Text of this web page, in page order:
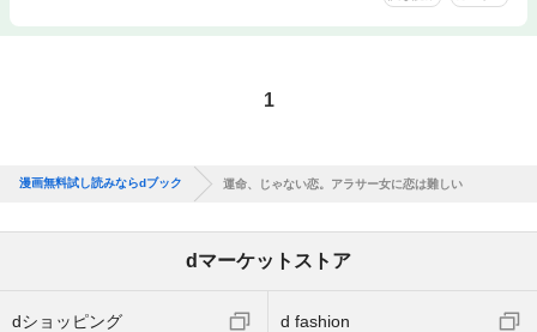
1
漫画無料試し読みならdブック 運命、じゃない恋。アラサー女に恋は難しい
dマーケットストア
dショッピング d fashion